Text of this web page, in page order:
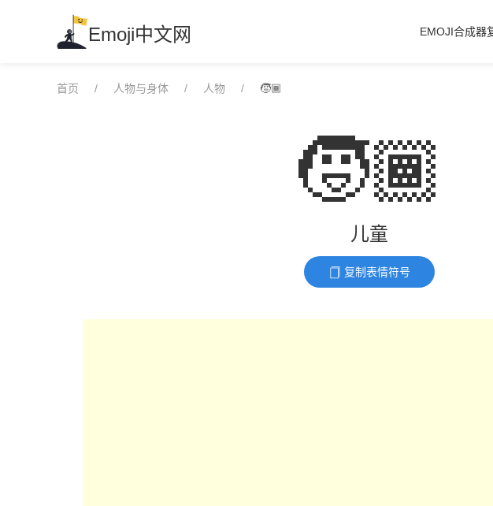
Emoji中文网 EMOJI合成器
首页 人物与身体 人物 🧒🏾
🧒🏾
儿童
复制表情符号